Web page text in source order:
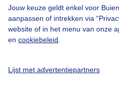
Jouw keuze geldt enkel voor
aanpassen of intrekken via
website of in het menu van onze
en cookiebeleid
Lijst met advertentiepartners
Cookie beleid
Privacy instellingen